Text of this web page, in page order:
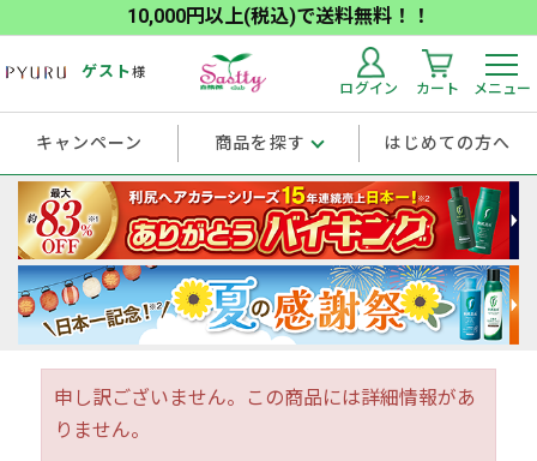
10,000円以上(税込)で送料無料！！
ゲスト様
ログイン カート メニュー
キャンペーン 商品を探す はじめての方へ
申し訳ございません。この商品には詳細情報があ
りません。